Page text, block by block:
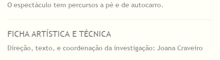
O espectáculo tem percursos a pé e de autocarro.
FICHA ARTÍSTICA E TÉCNICA
Direção, texto, e coordenação da investigação: Joana Craveiro